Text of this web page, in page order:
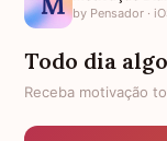
by Pensador ·
Todo dia
Receba motivação